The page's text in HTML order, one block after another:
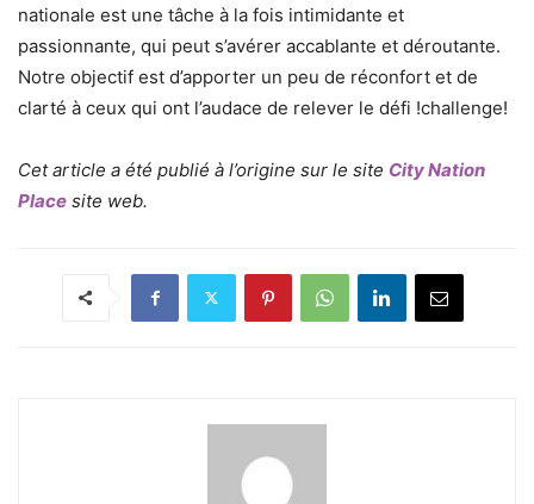
nationale est une tâche à la fois intimidante et
passionnante, qui peut s’avérer accablante et déroutante.
Notre objectif est d’apporter un peu de réconfort et de
clarté à ceux qui ont l’audace de relever le défi !challenge!
Cet article a été publié à l’origine sur le site City Nation
Place site web.